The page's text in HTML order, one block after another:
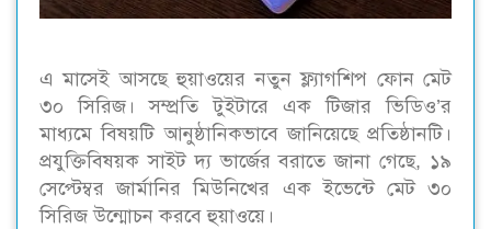
এ মাসেই আসছে হুয়াওয়ের নতুন ফ্ল্যাগশিপ ফোন মেট
৩০ সিরিজ। সম্প্রতি টুইটারে এক টিজার ভিডিও’র
মাধ্যমে বিষয়টি আনুষ্ঠানিকভাবে জানিয়েছে প্রতিষ্ঠানটি।
প্রযুক্তিবিষয়ক সাইট দ্য ভার্জের বরাতে জানা গেছে, ১৯
সেপ্টেম্বর জার্মানির মিউনিখের এক ইভেন্টে মেট ৩০
সিরিজ উন্মোচন করবে হুয়াওয়ে।